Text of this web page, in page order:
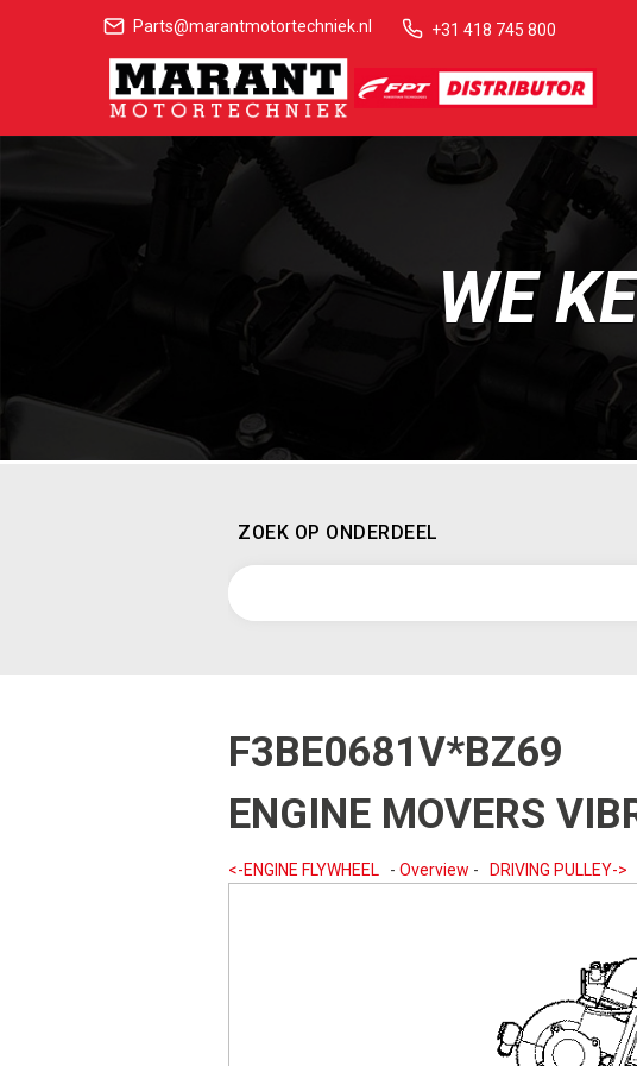
Parts@marantmotortechniek.nl +31 418 745 800
WE
ZOEK OP ONDERDEEL
F3BE0681V*BZ69
ENGINE MOVERS
<-ENGINE FLYWHEEL - Overview - DRIVING PULLEY->